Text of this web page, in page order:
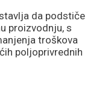
da podstiče
proizvodnju, s
troškova
poljoprivrednih